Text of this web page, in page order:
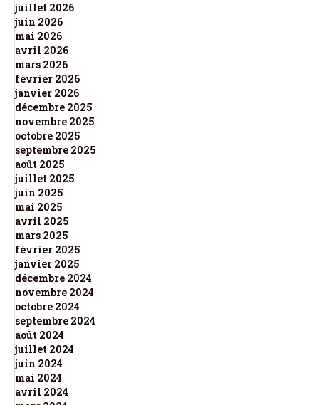
juillet 2026
juin 2026
mai 2026
avril 2026
mars 2026
février 2026
janvier 2026
décembre 2025
novembre 2025
octobre 2025
septembre 2025
août 2025
juillet 2025
juin 2025
mai 2025
avril 2025
mars 2025
février 2025
janvier 2025
décembre 2024
novembre 2024
octobre 2024
septembre 2024
août 2024
juillet 2024
juin 2024
mai 2024
avril 2024